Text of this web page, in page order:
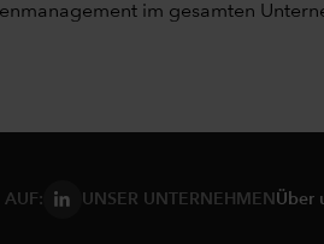
im gesamten
AUF: UNSER UNTERNEHMEN Über